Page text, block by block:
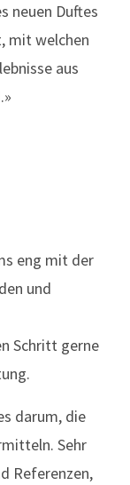
neuen Duftes
mit welchen
aus
eng mit der
und
Schritt gerne
darum, die
Sehr
Referenzen,